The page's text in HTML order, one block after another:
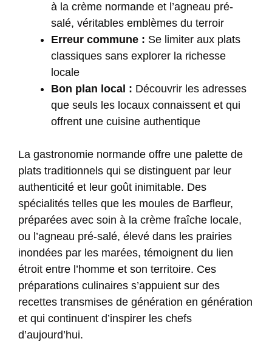
à la crème normande et l’agneau pré-
salé, véritables emblèmes du terroir
Erreur commune : Se limiter aux plats
classiques sans explorer la richesse
locale
Bon plan local : Découvrir les adresses
que seuls les locaux connaissent et qui
offrent une cuisine authentique
La gastronomie normande offre une palette de
plats traditionnels qui se distinguent par leur
authenticité et leur goût inimitable. Des
spécialités telles que les moules de Barfleur,
préparées avec soin à la crème fraîche locale,
ou l’agneau pré-salé, élevé dans les prairies
inondées par les marées, témoignent du lien
étroit entre l’homme et son territoire. Ces
préparations culinaires s’appuient sur des
recettes transmises de génération en génération
et qui continuent d’inspirer les chefs
d’aujourd’hui.